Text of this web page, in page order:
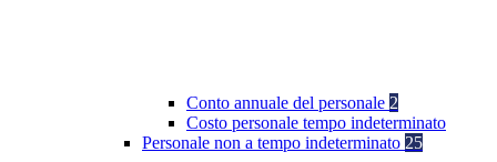
Conto annuale del personale 2
Costo personale tempo indeterminato
Personale non a tempo indeterminato 25